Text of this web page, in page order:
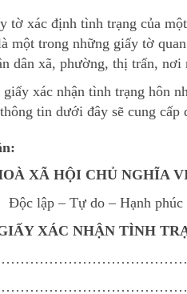
tờ xác định tình trạng của
một trong những giấy tờ
dân xã, phường, thị trấn,
xác nhận tình trạng hôn
tin dưới đây sẽ cung
XÃ HỘI CHỦ NGHĨA
Độc lập – Tự do – Hạnh phúc
XÁC NHẬN TÌNH